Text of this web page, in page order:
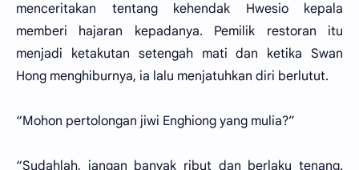
menceritakan tentang kehendak Hwesio kepala
memberi hajaran kepadanya. Pemilik restoran itu
menjadi ketakutan setengah mati dan ketika Swan
Hong menghiburnya, ia lalu menjatuhkan diri berlutut.
“Mohon pertolongan jiwi Enghiong yang mulia?”
“Sudahlah, jangan banyak ribut dan berlaku tenang.